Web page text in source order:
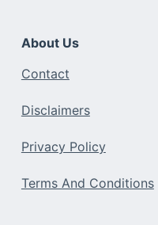
About Us
Contact
Disclaimers
Privacy Policy
Terms And Conditions